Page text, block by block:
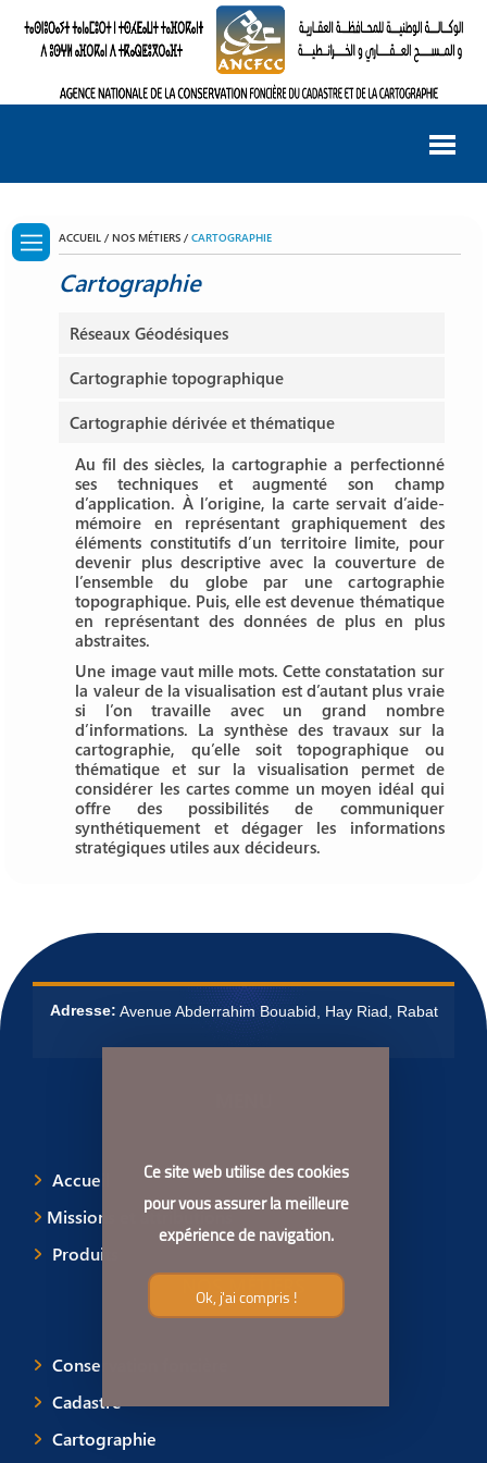
ACCUEIL / NOS MÉTIERS /CARTOGRAPHIE
Cartographie
Réseaux Géodésiques
Cartographie topographique
Cartographie dérivée et thématique
Au fil des siècles, la cartographie a perfectionné
ses techniques et augmenté son champ
d’application. À l’origine, la carte servait d’aide-
mémoire en représentant graphiquement des
éléments constitutifs d’un territoire limite, pour
devenir plus descriptive avec la couverture de
l’ensemble du globe par une cartographie
topographique. Puis, elle est devenue thématique
en représentant des données de plus en plus
abstraites.
Une image vaut mille mots. Cette constatation sur
la valeur de la visualisation est d’autant plus vraie
si l’on travaille avec un grand nombre
d’informations. La synthèse des travaux sur la
cartographie, qu’elle soit topographique ou
thématique et sur la visualisation permet de
considérer les cartes comme un moyen idéal qui
offre des possibilités de communiquer
synthétiquement et dégager les informations
stratégiques utiles aux décideurs.
Adresse: Avenue Abderrahim Bouabid, Hay Riad, Rabat
Accueil
Missions et attributions
Produits
Conservation foncière
Cadastre
Cartographie
Ce site web utilise des cookies
pour vous assurer la meilleure
expérience de navigation.
Ok, j'ai compris !